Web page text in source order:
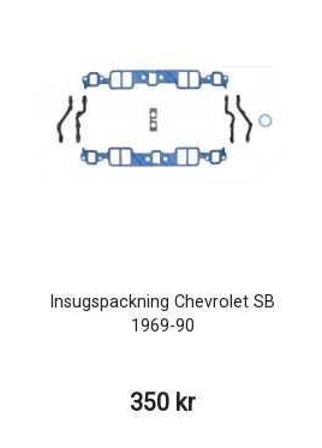
Insugspackning Chevrolet SB
1969-90
350 kr